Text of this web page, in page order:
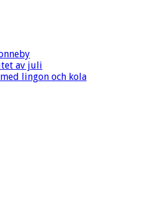
av juli
lingon och kola